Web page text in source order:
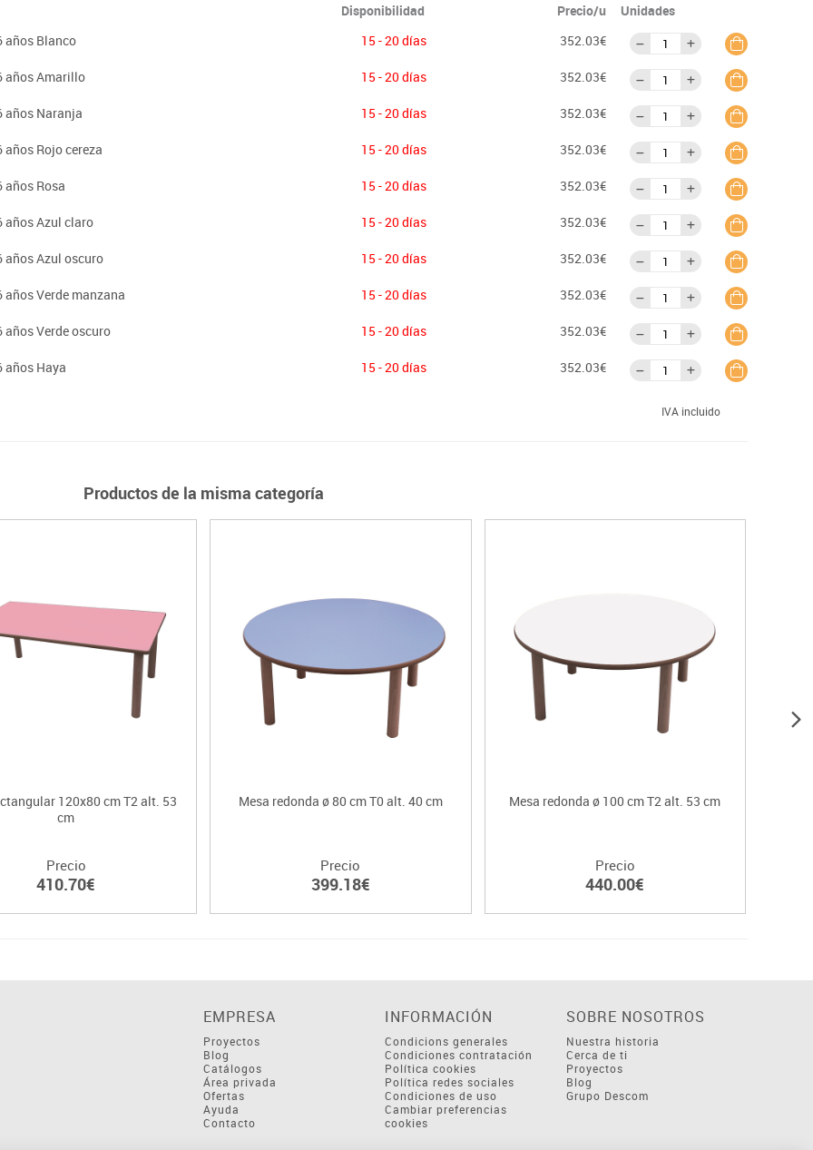
Disponibilidad Precio/u
Unidades
años Blanco 15 - 20 días 352.03€
años Amarillo 15 - 20 días 352.03€
años Naranja 15 - 20 días 352.03€
Rojo cereza 15 - 20 días 352.03€
años Rosa 15 - 20 días 352.03€
años Azul claro 15 - 20 días 352.03€
años Azul oscuro 15 - 20 días 352.03€
Verde manzana 15 - 20 días 352.03€
Verde oscuro 15 - 20 días 352.03€
años Haya 15 - 20 días 352.03€
IVA incluido
Productos de la misma categoría
120x80 cm T2 alt. 53
cm
Precio
410.70€
Mesa redonda ø 80 cm T0 alt. 40 cm
Precio
399.18€
Mesa redonda ø 100 cm T2 alt. 53 cm
Precio
440.00€
EMPRESA
Proyectos
Blog
Catálogos
Área privada
Ofertas
Ayuda
Contacto
INFORMACIÓN
Condicions generales
Condiciones contratación
Política cookies
Política redes sociales
Condiciones de uso
Cambiar preferencias
cookies
SOBRE NOSOTROS
Nuestra historia
Cerca de ti
Proyectos
Blog
Grupo Descom